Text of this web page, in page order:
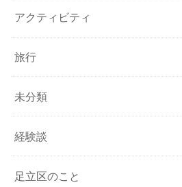
アクティビティ
旅行
未分類
経験談
足立区のこと